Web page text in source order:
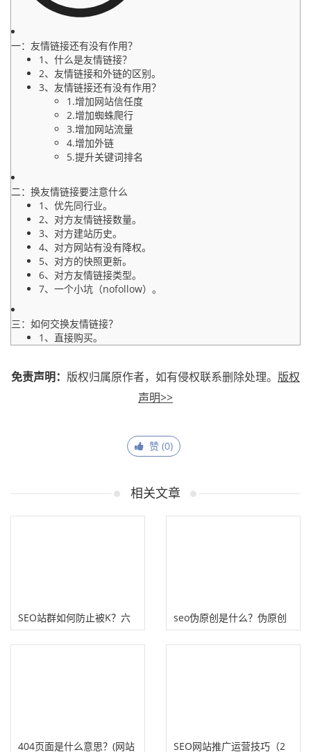
一：友情链接还有没有作用？
1、什么是友情链接？
2、友情链接和外链的区别。
3、友情链接还有没有作用？
1.增加网站信任度
2.增加蜘蛛爬行
3.增加网站流量
4.增加外链
5.提升关键词排名
二：换友情链接要注意什么
1、优先同行业。
2、对方友情链接数量。
3、对方建站历史。
4、对方网站有没有降权。
5、对方的快照更新。
6、对方友情链接类型。
7、一个小坑（nofollow）。
三：如何交换友情链接？
1、直接购买。
免责声明： 版权归属原作者，如有侵权联系删除处理。 版权
声明>>
赞 (0)
相关文章
SEO站群如何防止被K？六
个附子SEO站群优化技巧
seo伪原创是什么？伪原创
也能产出高质量文章
404页面是什么意思？(网站 SEO网站推广运营技巧（2